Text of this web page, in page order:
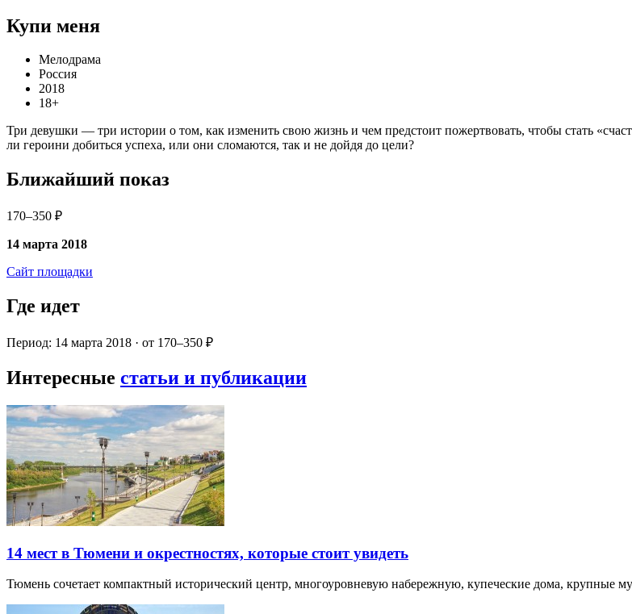
Купи меня
Мелодрама
Россия
2018
18+
Три девушки — три истории о том, как изменить свою жизнь и чем предстоит пожертвовать, чтобы стать
ли героини добиться успеха, или они сломаются, так и не дойдя до цели?
Ближайший показ
170–350 ₽
14 марта 2018
Сайт площадки
Где идет
Период: 14 марта 2018 · от 170–350 ₽
Интересные статьи и публикации
14 мест в Тюмени и окрестностях, которые стоит увидеть
Тюмень сочетает компактный исторический центр, многоуровневую набережную, купеческие дома, крупные